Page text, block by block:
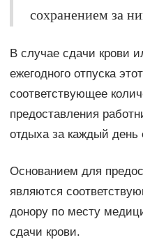
сохранением за
В случае сдачи крови
ежегодного отпуска
соответствующее
предоставления
отдыха за каждый день
Основанием для
являются
донору по месту
сдачи крови.